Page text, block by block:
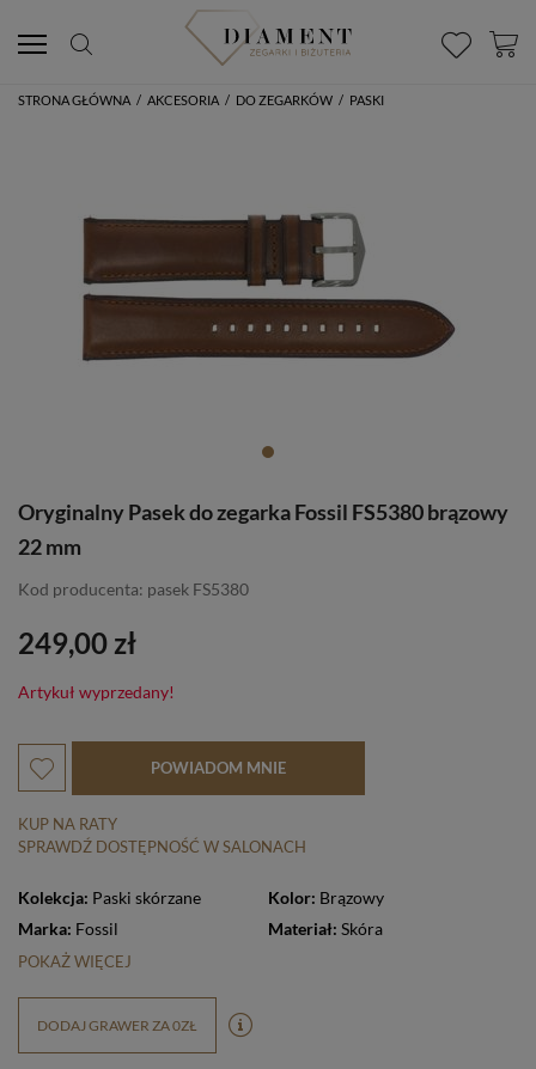
STRONA GŁÓWNA / AKCESORIA / DO ZEGARKÓW / PASKI
Oryginalny Pasek do zegarka Fossil FS5380 brązowy
22 mm
Kod producenta: pasek FS5380
249,00 zł
Artykuł wyprzedany!
POWIADOM MNIE
KUP NA RATY
SPRAWDŹ DOSTĘPNOŚĆ W SALONACH
Kolekcja: Paski skórzane Kolor: Brązowy
Marka: Fossil Materiał: Skóra
POKAŻ WIĘCEJ
DODAJ GRAWER ZA 0ZŁ